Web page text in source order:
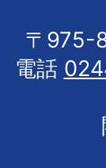
〒975-
電話